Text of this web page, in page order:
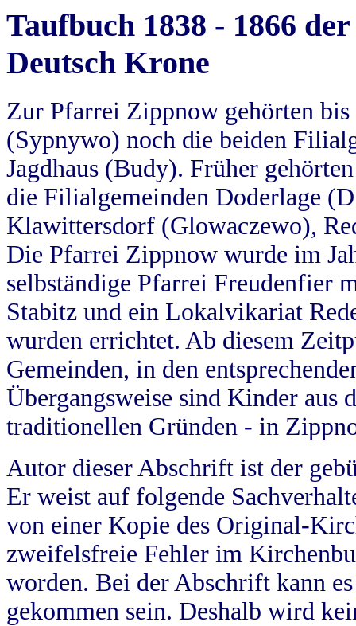
Taufbuch 1838 - 1866
Deutsch Krone
Zur Pfarrei Zippnow gehörten
(Sypnywo) noch die beiden
Jagdhaus (Budy). Früher
die Filialgemeinden Doderlage
Klawittersdorf (Glowaczewo),
Die Pfarrei Zippnow wurde im
selbständige Pfarrei Freudenfier
Stabitz und ein Lokalvikariat
wurden errichtet. Ab diesem
Gemeinden, in den
Übergangsweise sind Kinder aus
traditionellen Gründen - in
Autor dieser Abschrift ist der
Er weist auf folgende
von einer Kopie des Original-
zweifelsfreie Fehler im
worden. Bei der Abschrift kann
gekommen sein. Deshalb wird